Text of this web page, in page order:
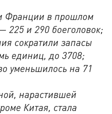
Франции в прошлом
225 и 290 боеголовок;
сократили запасы
единиц, до 3708;
уменьшилось на 71
нарастившей
Китая, стала